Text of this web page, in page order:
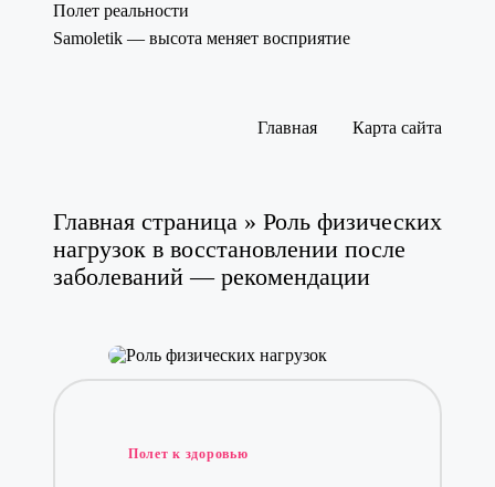
Полет реальности
Samoletik — высота меняет восприятие
Главная Карта сайта
Главная страница » Роль физических
нагрузок в восстановлении после
заболеваний — рекомендации
Опубликовано
Полет к здоровью